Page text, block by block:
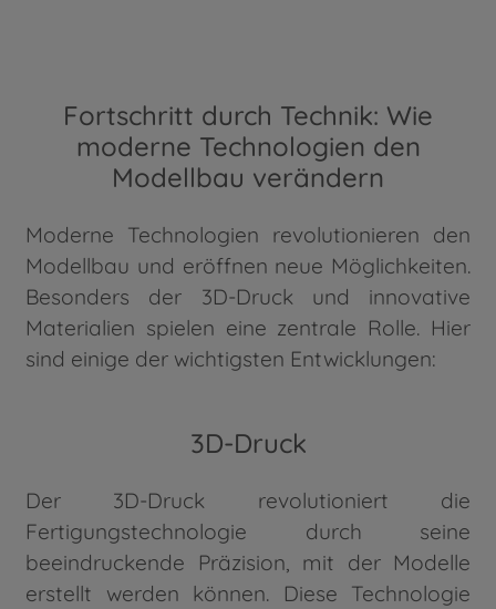
Fortschritt durch Technik: Wie
moderne Technologien den
Modellbau verändern
Moderne Technologien revolutionieren den
Modellbau und eröffnen neue Möglichkeiten.
Besonders der 3D-Druck und innovative
Materialien spielen eine zentrale Rolle. Hier
sind einige der wichtigsten Entwicklungen:
3D-Druck
Der 3D-Druck revolutioniert die
Fertigungstechnologie durch seine
beeindruckende Präzision, mit der Modelle
erstellt werden können. Diese Technologie